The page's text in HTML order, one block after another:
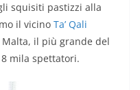
squisiti pastizzi alla
il vicino Ta’ Qali
il più grande del
mila spettatori.